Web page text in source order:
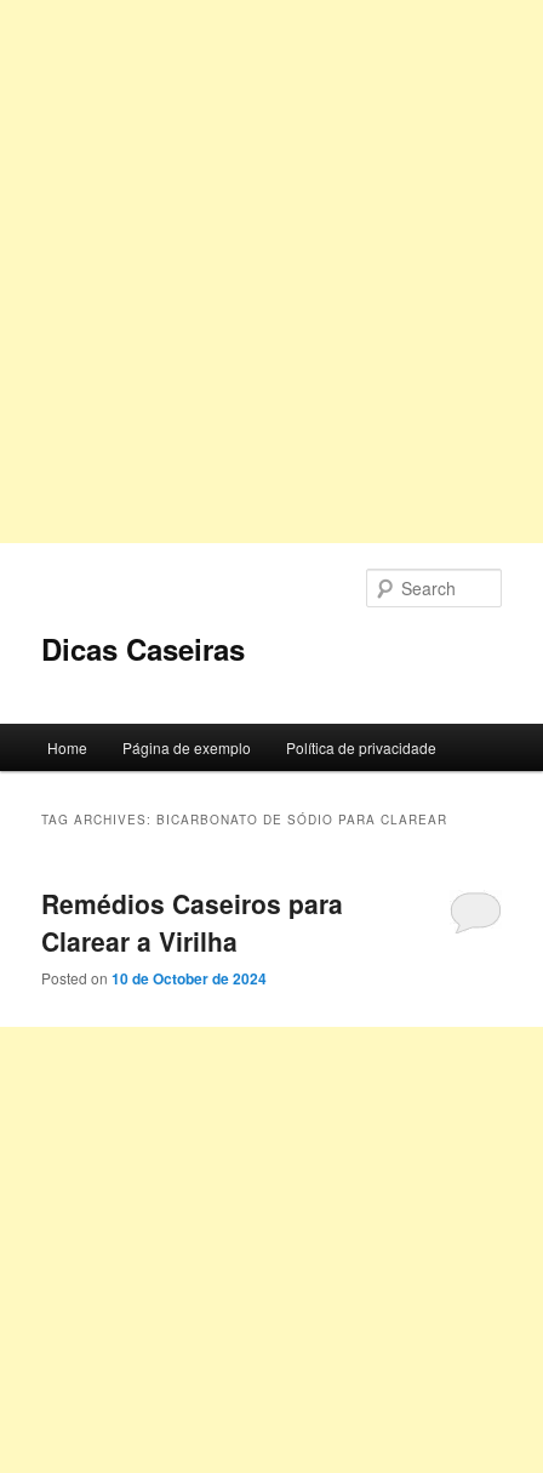
Dicas Caseiras
Home Página de exemplo Política de privacidade
TAG ARCHIVES:BICARBONATO DE SÓDIO PARA CLAREAR
Remédios Caseiros para
Clarear a Virilha
Posted on10 de October de 2024